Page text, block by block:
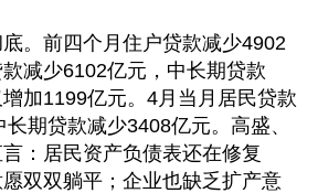
。前四个月住户贷款减少4902
减少6102亿元，中长期贷款
增加1199亿元。4月当月居民贷款
期贷款减少3408亿元。高盛、
：居民资产负债表还在修复
双双躺平；企业也缺乏扩产意